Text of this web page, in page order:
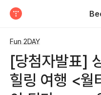
Fun 2DAY
[당첨자발표]
힐링 여행 <월